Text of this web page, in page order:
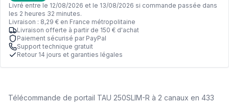
Livré entre le 12/08/2026 et le 13/08/2026 si commande passée dans
les 2 heures 32 minutes.
Livraison : 8,29 € en France métropolitaine
Livraison offerte à partir de 150 € d'achat
Paiement sécurisé par PayPal
Support technique gratuit
Retour 14 jours et garanties légales
Télécommande de portail TAU 250SLIM-R à 2 canaux en 433